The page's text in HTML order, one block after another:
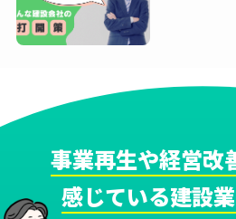
事業再生や経営改
感じている建設